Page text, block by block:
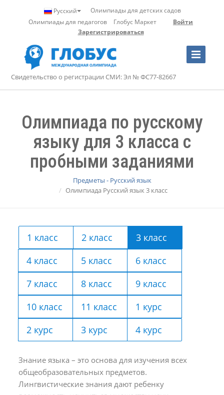
Русский
Олимпиады для детских садов
Олимпиады для педагогов
Глобус Маркет
Войти
Зарегистрироваться
Toggle
Navigation
Свидетельство о регистрации СМИ: Эл № ФС77-82667
Олимпиада по русскому
языку для 3 класса с
пробными заданиями
Предметы - Русский язык
Олимпиада Русский язык 3 класс
1 класс 2 класс
3 класс
4 класс
5 класс
6 класс
7 класс
8 класс
9 класс
10 класс
11 класс
1 курс
2 курс
3 курс 4 курс
Знание языка – это основа для изучения всех
общеобразовательных предметов.
Лингвистические знания дают ребенку